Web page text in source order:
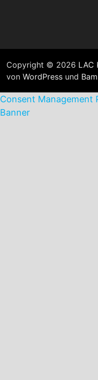
Copyright © 2026 LAC
von WordPressund Bam
Consent Management
Banner